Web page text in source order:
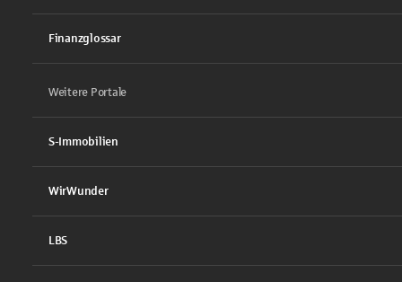
Finanzglossar
Weitere Portale
S-Immobilien
WirWunder
LBS